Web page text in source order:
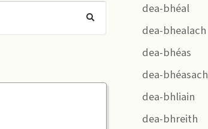
dea-bhéal
dea-bhealach
dea-bhéas
dea-bhéasach
dea-bhliain
dea-bhreith